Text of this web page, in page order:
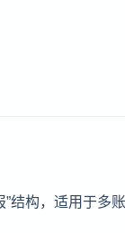
结构，适用于多